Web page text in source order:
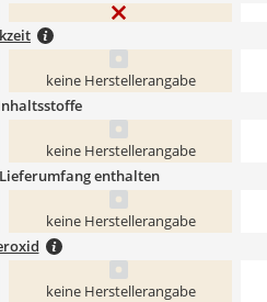
keine Herstellerangabe
keine Herstellerangabe
enthalten
keine Herstellerangabe
keine Herstellerangabe